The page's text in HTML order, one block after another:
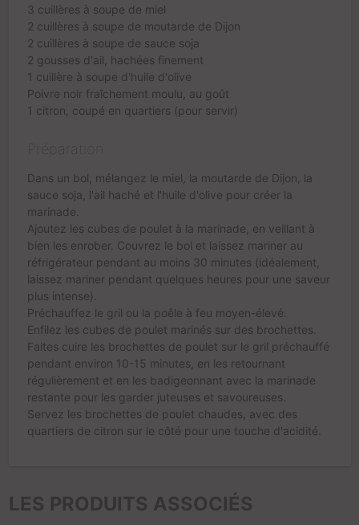
3 cuillères à soupe de miel
2 cuillères à soupe de moutarde de Dijon
2 cuillères à soupe de sauce soja
2 gousses d'ail, hachées finement
1 cuillère à soupe d'huile d'olive
Poivre noir fraîchement moulu, au goût
1 citron, coupé en quartiers (pour servir)
Préparation
Dans un bol, mélangez le miel, la moutarde de Dijon, la
sauce soja, l'ail haché et l'huile d'olive pour créer la
marinade.
Ajoutez les cubes de poulet à la marinade, en veillant à
bien les enrober. Couvrez le bol et laissez mariner au
réfrigérateur pendant au moins 30 minutes (idéalement,
laissez mariner pendant quelques heures pour une saveur
plus intense).
Préchauffez le gril ou la poêle à feu moyen-élevé.
Enfilez les cubes de poulet marinés sur des brochettes.
Faites cuire les brochettes de poulet sur le gril préchauffé
pendant environ 10-15 minutes, en les retournant
régulièrement et en les badigeonnant avec la marinade
restante pour les garder juteuses et savoureuses.
Servez les brochettes de poulet chaudes, avec des
quartiers de citron sur le côté pour une touche d'acidité.
LES PRODUITS ASSOCIÉS